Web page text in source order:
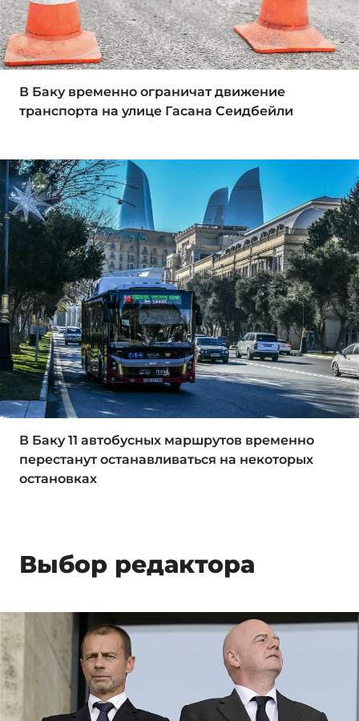
В Баку временно ограничат движение
транспорта на улице Гасана Сеидбейли
В Баку 11 автобусных маршрутов временно
перестанут останавливаться на некоторых
остановках
Выбор редактора